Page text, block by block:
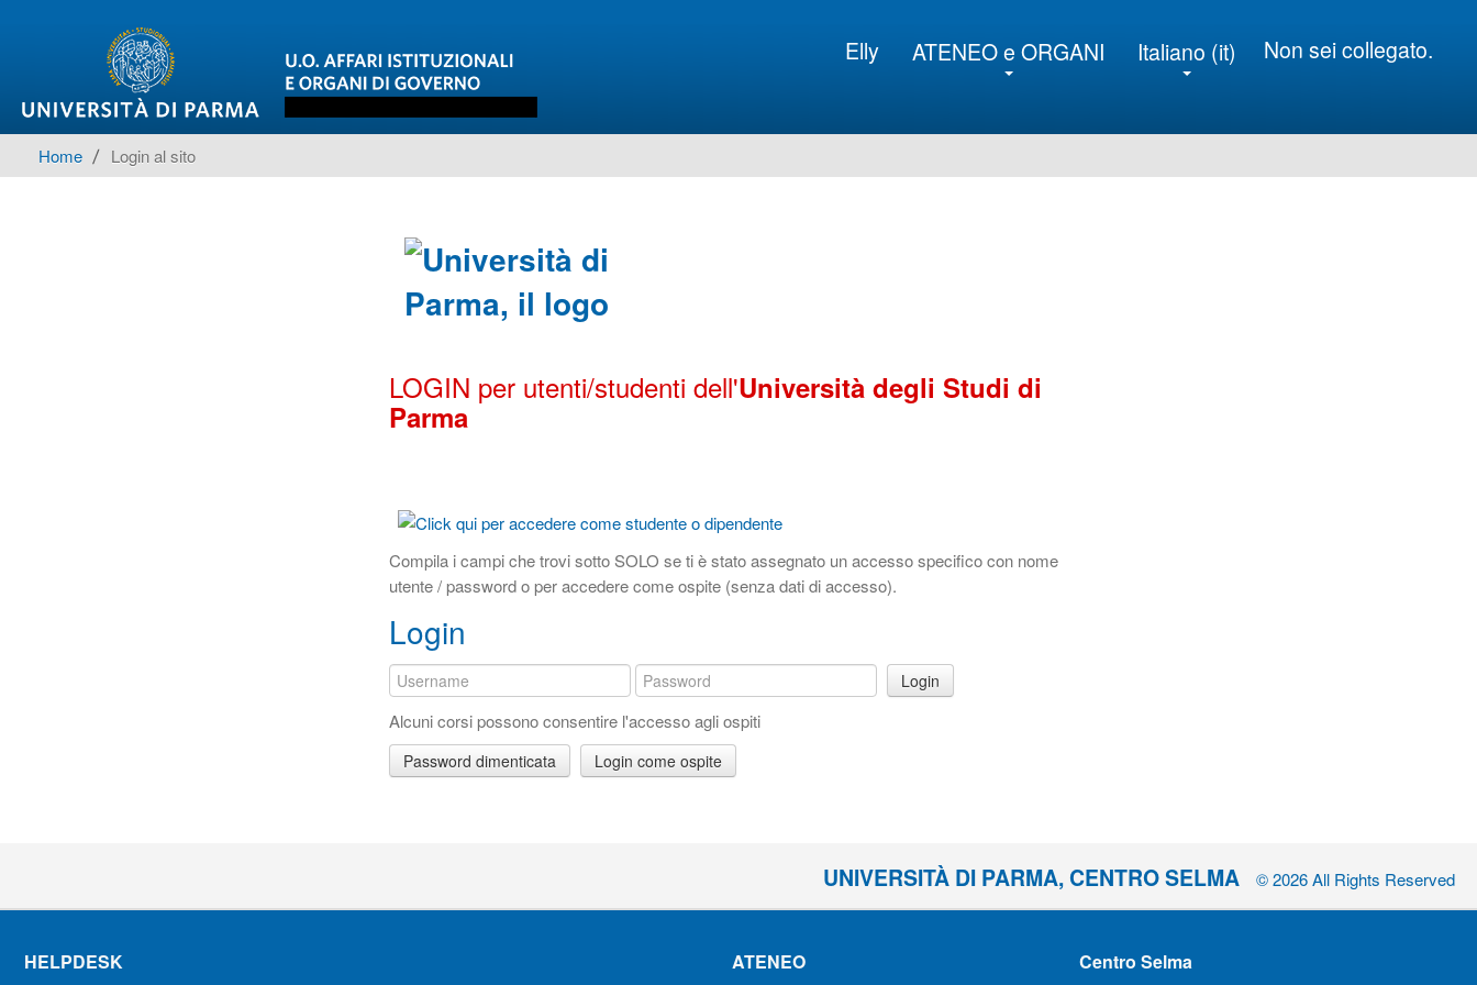
Elly Non sei collegato.
ATENEO e ORGANI Italiano ‎(it)‎
Home ▶︎ Login al sito
LOGIN per utenti/studenti dell'Università degli Studi di
Parma
Compila i campi che trovi sotto SOLO se ti è stato assegnato un accesso specifico con nome
utente / password o per accedere come ospite (senza dati di accesso).
Login
Login
Alcuni corsi possono consentire l'accesso agli ospiti
Password dimenticata
UNIVERSITÀ DI PARMA, CENTRO SELMA © 2026 All Rights Reserved
HELPDESK ATENEO Centro Selma